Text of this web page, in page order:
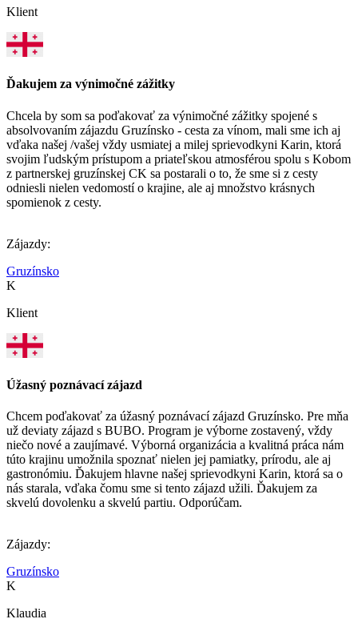
Klient
Ďakujem za výnimočné zážitky
Chcela by som sa poďakovať za výnimočné zážitky spojené s
absolvovaním zájazdu Gruzínsko - cesta za vínom, mali sme ich aj
vďaka našej /vašej vždy usmiatej a milej sprievodkyni Karin, ktorá
svojim ľudským prístupom a priateľskou atmosférou spolu s Kobom
z partnerskej gruzínskej CK sa postarali o to, že sme si z cesty
odniesli nielen vedomostí o krajine, ale aj množstvo krásnych
spomienok z cesty.
Zájazdy:
Gruzínsko
K
Klient
Úžasný poznávací zájazd
Chcem poďakovať za úžasný poznávací zájazd Gruzínsko. Pre mňa
už deviaty zájazd s BUBO. Program je výborne zostavený, vždy
niečo nové a zaujímavé. Výborná organizácia a kvalitná práca nám
túto krajinu umožnila spoznať nielen jej pamiatky, prírodu, ale aj
gastronómiu. Ďakujem hlavne našej sprievodkyni Karin, ktorá sa o
nás starala, vďaka čomu sme si tento zájazd užili. Ďakujem za
skvelú dovolenku a skvelú partiu. Odporúčam.
Zájazdy:
Gruzínsko
K
Klaudia